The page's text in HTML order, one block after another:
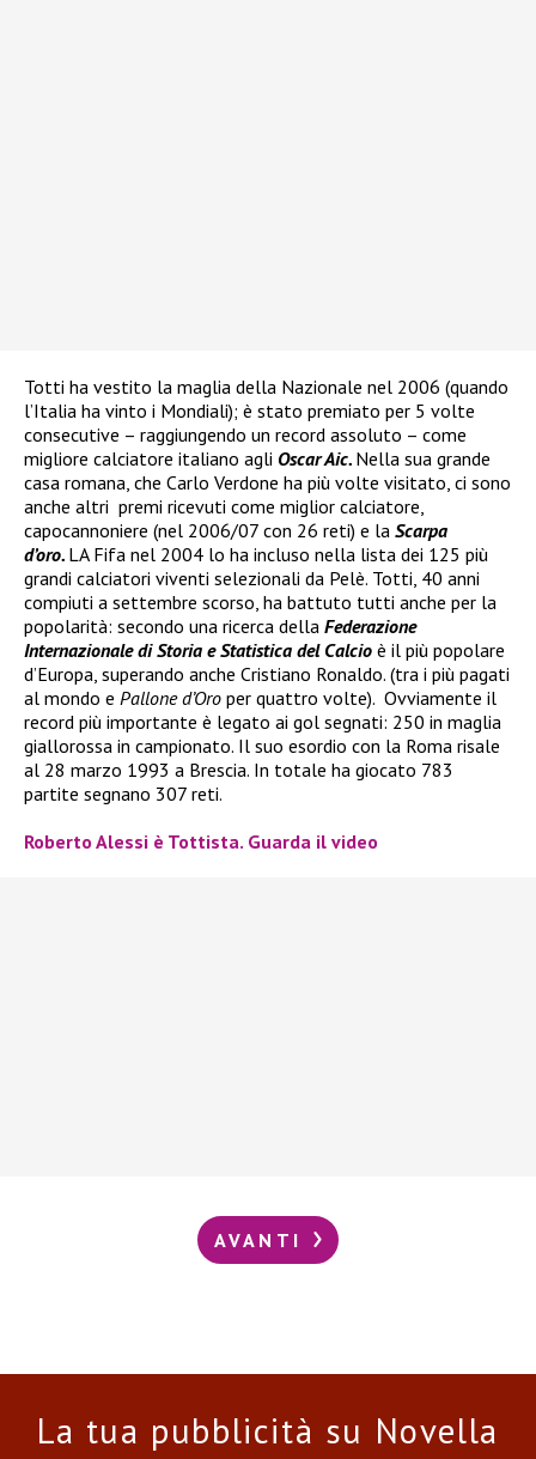
Totti ha vestito la maglia della Nazionale nel 2006 (quando
l’Italia ha vinto i Mondiali); è stato premiato per 5 volte
consecutive – raggiungendo un record assoluto – come
migliore calciatore italiano agli Oscar Aic. Nella sua grande
casa romana, che Carlo Verdone ha più volte visitato, ci sono
anche altri premi ricevuti come miglior calciatore,
capocannoniere (nel 2006/07 con 26 reti) e la Scarpa
d’oro. LA Fifa nel 2004 lo ha incluso nella lista dei 125 più
grandi calciatori viventi selezionali da Pelè. Totti, 40 anni
compiuti a settembre scorso, ha battuto tutti anche per la
popolarità: secondo una ricerca della Federazione
Internazionale di Storia e Statistica del Calcio è il più popolare
d’Europa, superando anche Cristiano Ronaldo. (tra i più pagati
al mondo e Pallone d’Oro per quattro volte). Ovviamente il
record più importante è legato ai gol segnati: 250 in maglia
giallorossa in campionato. Il suo esordio con la Roma risale
al 28 marzo 1993 a Brescia. In totale ha giocato 783
partite segnano 307 reti.
Roberto Alessi è Tottista. Guarda il video
AVANTI
La tua pubblicità su Novella